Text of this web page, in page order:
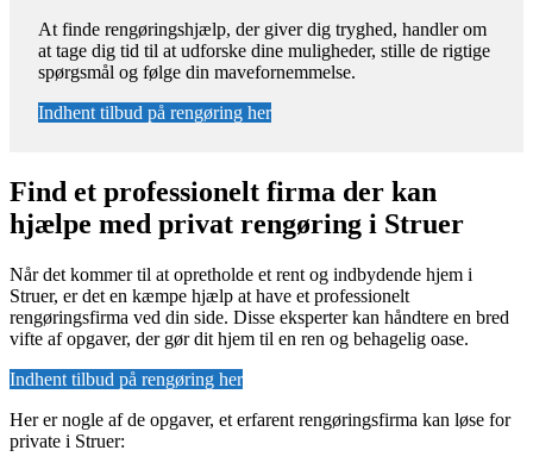
At finde rengøringshjælp, der giver dig tryghed, handler om
at tage dig tid til at udforske dine muligheder, stille de rigtige
spørgsmål og følge din mavefornemmelse.
Indhent tilbud på rengøring her
Find et professionelt firma der kan
hjælpe med privat rengøring i Struer
Når det kommer til at opretholde et rent og indbydende hjem i
Struer, er det en kæmpe hjælp at have et professionelt
rengøringsfirma ved din side. Disse eksperter kan håndtere en bred
vifte af opgaver, der gør dit hjem til en ren og behagelig oase.
Indhent tilbud på rengøring her
Her er nogle af de opgaver, et erfarent rengøringsfirma kan løse for
private i Struer: